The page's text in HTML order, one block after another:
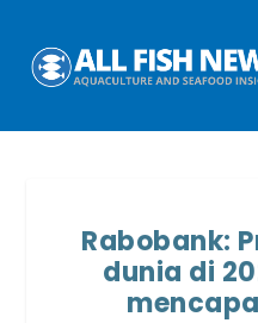
Rabobank:
dunia di